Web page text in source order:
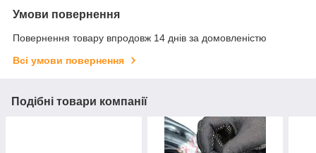
Умови повернення
Повернення товару впродовж 14 днів за домовленістю
Всі умови повернення
Подібні товари компанії